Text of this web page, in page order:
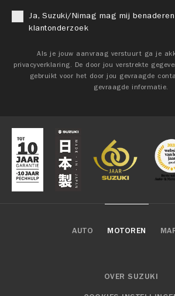
Ja, Suzuki/Nimag mag mij
klantonderzoek
Als je jouw aanvraag verstuurt ga je
privacyverklaring. De door jou verstrekte
gebruikt voor het door jou gevraagde
gevraagde informatie.
AUTO MOTOREN
OVER SUZUKI